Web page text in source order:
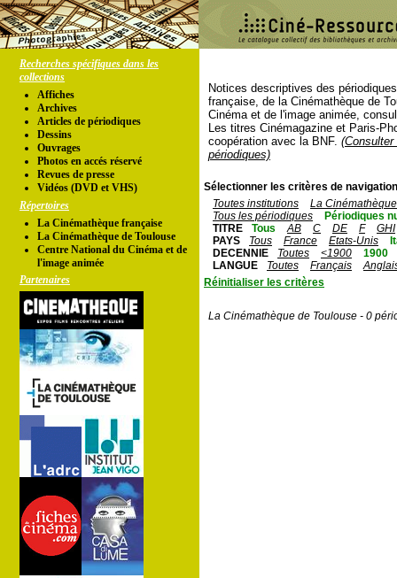
Recherches spécifiques dans les
collections
Affiches
Archives
Articles de périodiques
Dessins
Ouvrages
Photos en accés réservé
Revues de presse
Vidéos (DVD et VHS)
Répertoires
La Cinémathèque française
La Cinémathèque de Toulouse
Centre National du Cinéma et de
l'image animée
Partenaires
Notices descriptives des
française, de la Cinémathèque de
Cinéma et de l'image animée,
Les titres Cinémagazine et Paris-
coopération avec la BNF.
périodiques)
Sélectionner les critères de
Toutes institutions
La
Tous les périodiques
Périodiques
TITRE
Tous AB C DE F
GHI
PAYS
Tous France Etats-Unis
DECENNIE
Toutes <1900
1900
LANGUE
Toutes Français
Réinitialiser les critères
La Cinémathèque de Toulouse - 0